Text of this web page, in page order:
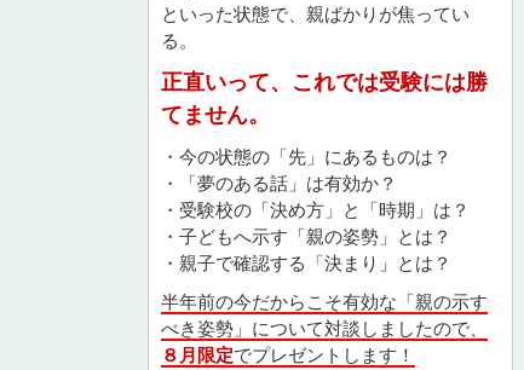
といった状態で、親ばかりが焦ってい
る。
正直いって、これでは受験には勝
てません。
・今の状態の「先」にあるものは？
・「夢のある話」は有効か？
・受験校の「決め方」と「時期」は？
・子どもへ示す「親の姿勢」とは？
・親子で確認する「決まり」とは？
半年前の今だからこそ有効な「親の示す
べき姿勢」について対談しましたので、
８月限定でプレゼントします！